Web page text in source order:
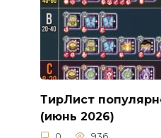
ТирЛист
(июнь 2026)